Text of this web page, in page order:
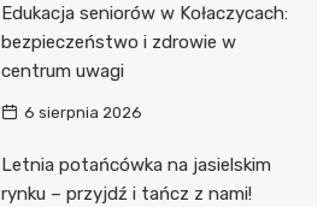
Edukacja seniorów w Kołaczycach:
bezpieczeństwo i zdrowie w
centrum uwagi
6 sierpnia 2026
Letnia potańcówka na jasielskim
rynku – przyjdź i tańcz z nami!